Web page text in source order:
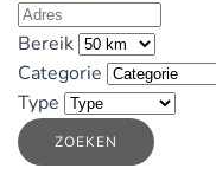
Bereik
Categorie
Type
ZOEKEN